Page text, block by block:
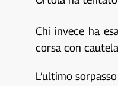
Chi invece ha
corsa con
L’ultimo